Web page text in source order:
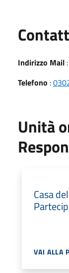
Indirizzo Mail :
Telefono :
Unità
Casa
VAI ALLA